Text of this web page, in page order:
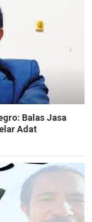
Balas Jasa
Adat